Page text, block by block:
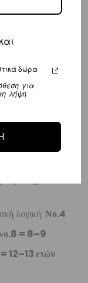
| Vasiliki
+5 more
λογική: Νο.4
= 8–9
12–13 ετών
δώρα
για
λήψη